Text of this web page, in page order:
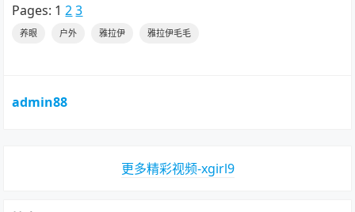
Pages: 1 2 3
养眼 户外 雅拉伊 雅拉伊毛毛
admin88
更多精彩视频-xgirl9